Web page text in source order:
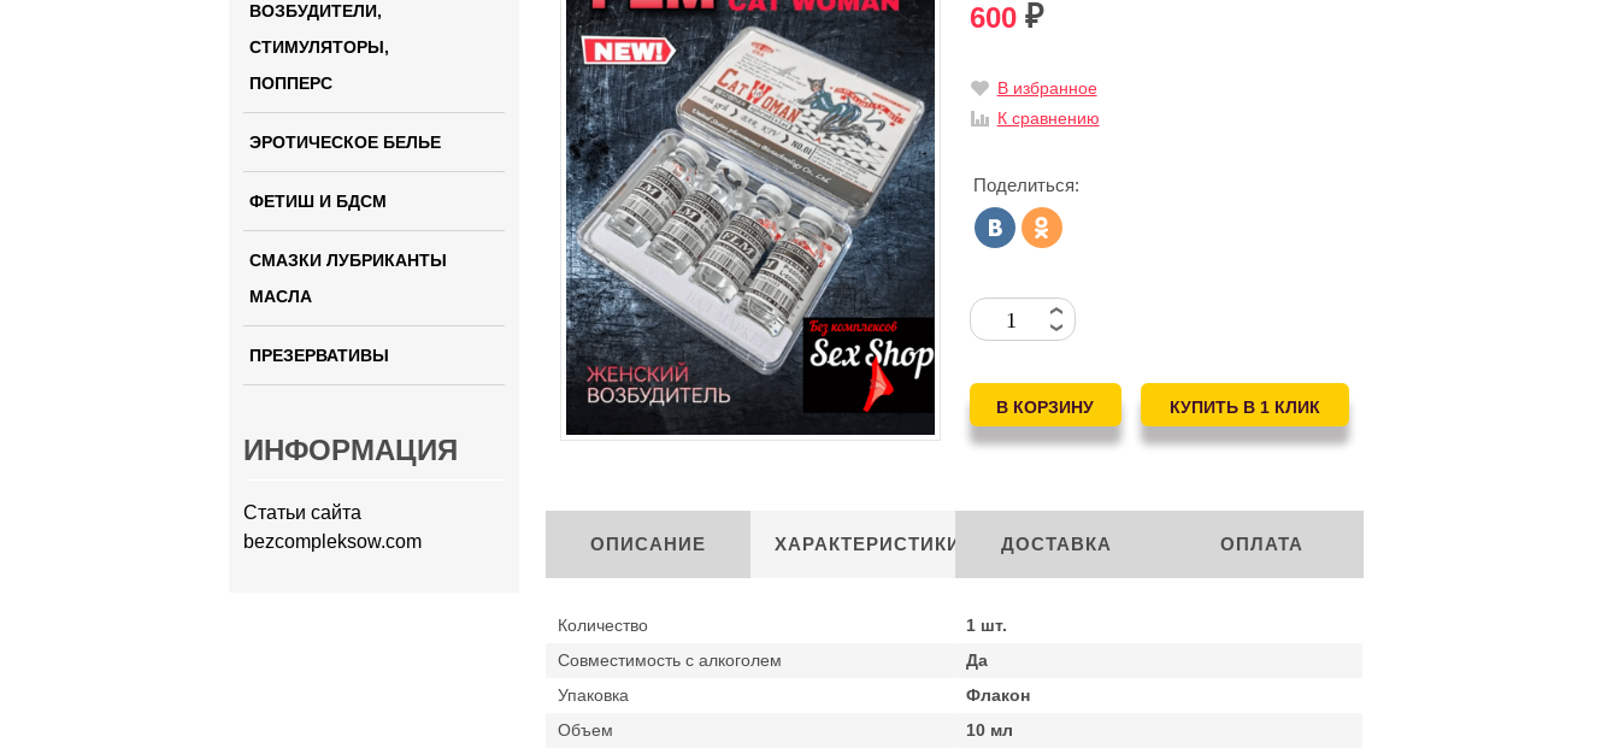
ВОЗБУДИТЕЛИ,
СТИМУЛЯТОРЫ,
ПОППЕРС
ЭРОТИЧЕСКОЕ БЕЛЬЕ
ФЕТИШ И БДСМ
СМАЗКИ ЛУБРИКАНТЫ
МАСЛА
ПРЕЗЕРВАТИВЫ
ИНФОРМАЦИЯ
Статьи сайта
bezcompleksow.com
600 ₽
В избранное
К сравнению
Поделиться:
ОПИСАНИЕ ХАРАКТЕРИСТИКИ ДОСТАВКА ОПЛАТА
Количество
1 шт.
Совместимость с алкоголем
Да
Упаковка
Флакон
Объем
10 мл